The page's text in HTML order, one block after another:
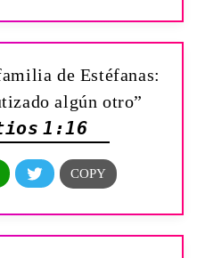
de Estéfanas:
algún otro”
1:16